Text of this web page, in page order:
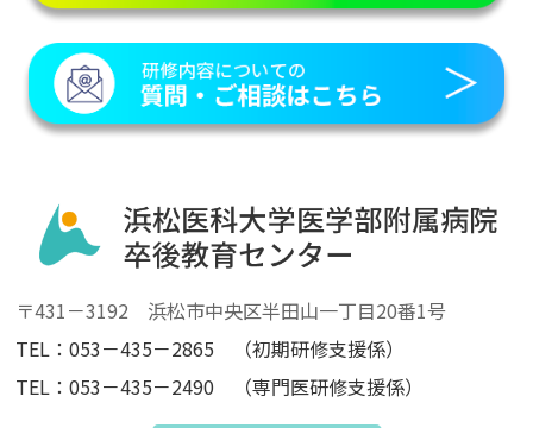
〒431－3192 浜松市中央区半田山一丁目20番1号
TEL：053－435－2865 （初期研修支援係）
TEL：053－435－2490 （専門医研修支援係）